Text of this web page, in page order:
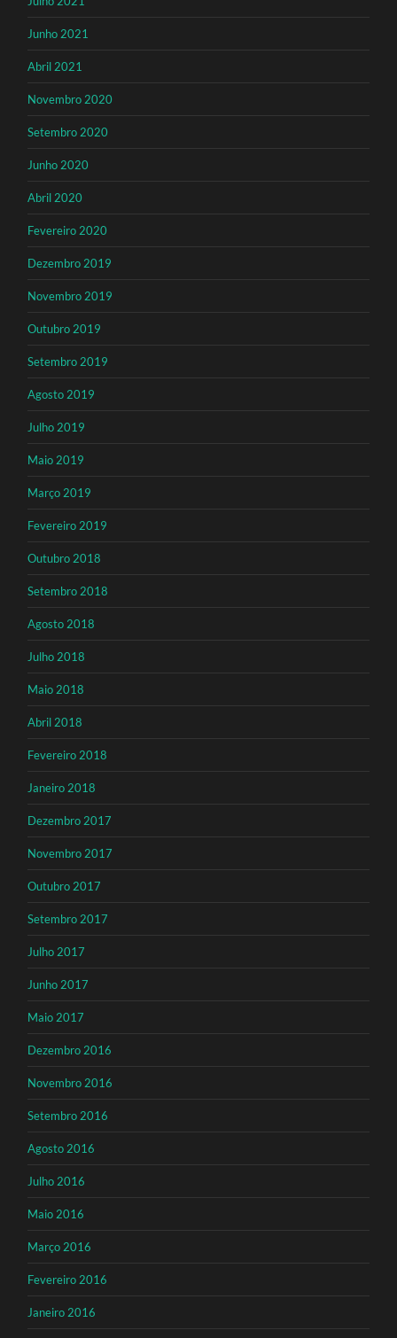
Junho 2021
Abril 2021
Novembro 2020
Setembro 2020
Junho 2020
Abril 2020
Fevereiro 2020
Dezembro 2019
Novembro 2019
Outubro 2019
Setembro 2019
Agosto 2019
Julho 2019
Maio 2019
Março 2019
Fevereiro 2019
Outubro 2018
Setembro 2018
Agosto 2018
Julho 2018
Maio 2018
Abril 2018
Fevereiro 2018
Janeiro 2018
Dezembro 2017
Novembro 2017
Outubro 2017
Setembro 2017
Julho 2017
Junho 2017
Maio 2017
Dezembro 2016
Novembro 2016
Setembro 2016
Agosto 2016
Julho 2016
Maio 2016
Março 2016
Fevereiro 2016
Janeiro 2016